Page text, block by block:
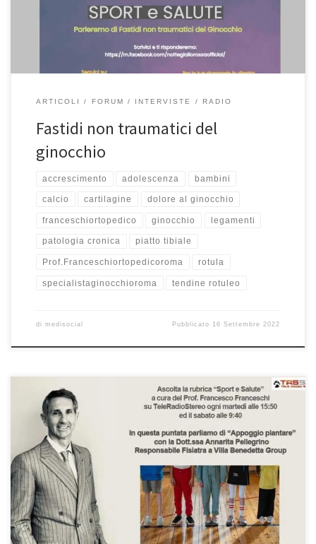
in Ortopedia della Facoltà di Medicina all’Università UniCamillus di
Roma. In questa puntata parliamo dei fastidi non […]
ARTICOLI FORUM INTERVISTE RADIO
Fastidi non traumatici del
ginocchio
accrescimento adolescenza bambini
calcio cartilagine dolore al ginocchio
franceschiortopedico ginocchio legamenti
patologia cronica piatto tibiale
Prof.Franceschiortopedicoroma rotula
specialistaginocchioroma tendine rotuleo
di medisocial Pubblicato 16 Settembre 2022
Appoggio plantare – rubrica Sport e Salute a cura del Prof.
Francesco Franceschi ortopedico di spalla, ginocchio e anca a
Roma. Anche oggi abbiamo un ospite speciale, la Dottoressa
Annarita Pellegrino, Responsabile Fisiatra di Villa Benedetta
Group. Potete riascoltare qui l’intervista. Eccoci qua. Questa
mattina non parliamo con Francesco ma […]